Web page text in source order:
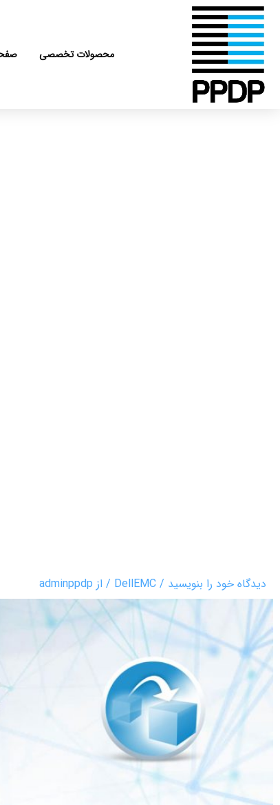
پرش
محتوا
محصولات تخصصی
دیدگاه‌ خود را بنویسید /
DellEMC / از adminppdp